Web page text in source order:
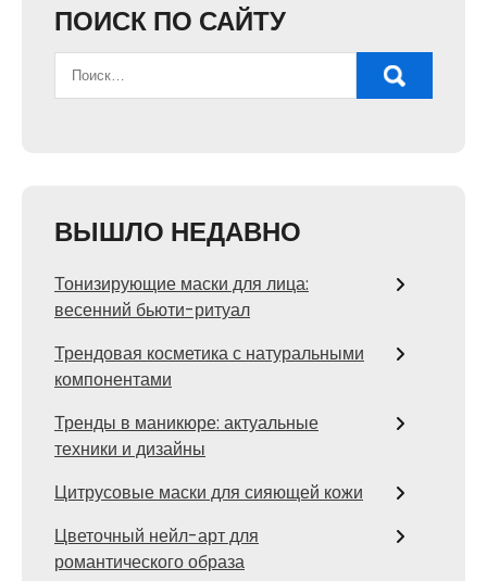
ПОИСК ПО САЙТУ
ВЫШЛО НЕДАВНО
Тонизирующие маски для лица:
весенний бьюти-ритуал
Трендовая косметика с натуральными
компонентами
Тренды в маникюре: актуальные
техники и дизайны
Цитрусовые маски для сияющей кожи
Цветочный нейл-арт для
романтического образа